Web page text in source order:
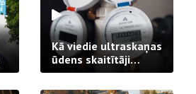
Kā viedie ultraskaņas
ūdens skaitītāji
strādā praksē